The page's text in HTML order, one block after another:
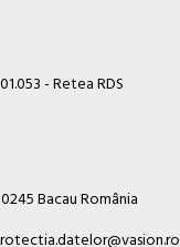
- Retea RDS
Bacau România